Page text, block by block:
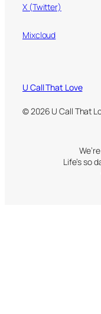
X (Twitter)
Mixcloud
U Call That Love
© 2026 U Call That
Life’s so